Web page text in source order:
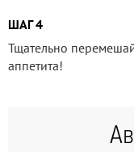
ШАГ 4
Тщательно
аппетита!